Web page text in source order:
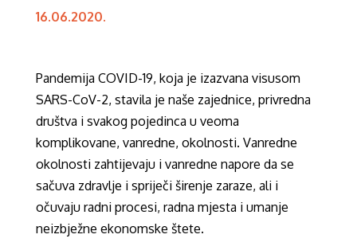
16.06.2020.
Pandemija COVID-19, koja je izazvana visusom
SARS-CoV-2, stavila je naše zajednice, privredna
društva i svakog pojedinca u veoma
komplikovane, vanredne, okolnosti. Vanredne
okolnosti zahtijevaju i vanredne napore da se
sačuva zdravlje i spriječi širenje zaraze, ali i
očuvaju radni procesi, radna mjesta i umanje
neizbježne ekonomske štete.